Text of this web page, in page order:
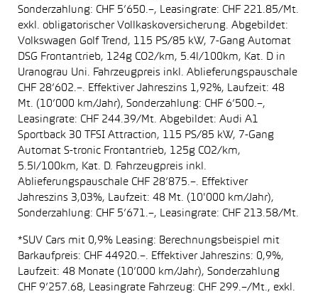
Sonderzahlung: CHF 5’650.–, Leasingrate: CHF 221.85/Mt.
exkl. obligatorischer Vollkaskoversicherung. Abgebildet:
Volkswagen Golf Trend, 115 PS/85 kW, 7-Gang Automat
DSG Frontantrieb, 124g CO2/km, 5.4l/100km, Kat. D in
Uranograu Uni. Fahrzeugpreis inkl. Ablieferungspauschale
CHF 28’602.–. Effektiver Jahreszins 1,92%, Laufzeit: 48
Mt. (10’000 km/Jahr), Sonderzahlung: CHF 6’500.–,
Leasingrate: CHF 244.39/Mt. Abgebildet: Audi A1
Sportback 30 TFSI Attraction, 115 PS/85 kW, 7-Gang
Automat S-tronic Frontantrieb, 125g CO2/km,
5.5l/100km, Kat. D. Fahrzeugpreis inkl.
Ablieferungspauschale CHF 28’875.–. Effektiver
Jahreszins 3,03%, Laufzeit: 48 Mt. (10'000 km/Jahr),
Sonderzahlung: CHF 5’671.–, Leasingrate: CHF 213.58/Mt.
*SUV Cars mit 0,9% Leasing: Berechnungsbeispiel mit
Barkaufpreis: CHF 44920.–. Effektiver Jahreszins: 0,9%,
Laufzeit: 48 Monate (10’000 km/Jahr), Sonderzahlung
CHF 9’257.68, Leasingrate Fahrzeug: CHF 299.–/Mt., exkl.